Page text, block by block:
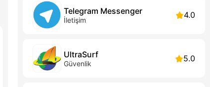
Telegram Messenger
İletişim 4.0
UltraSurf
Güvenlik 5.0